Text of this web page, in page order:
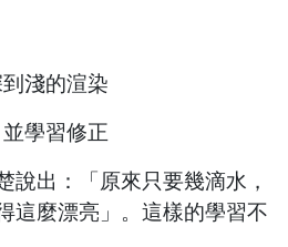
淺的渲染
學習修正
說出：「原來只要幾滴水，
這麼漂亮」。這樣的學習不